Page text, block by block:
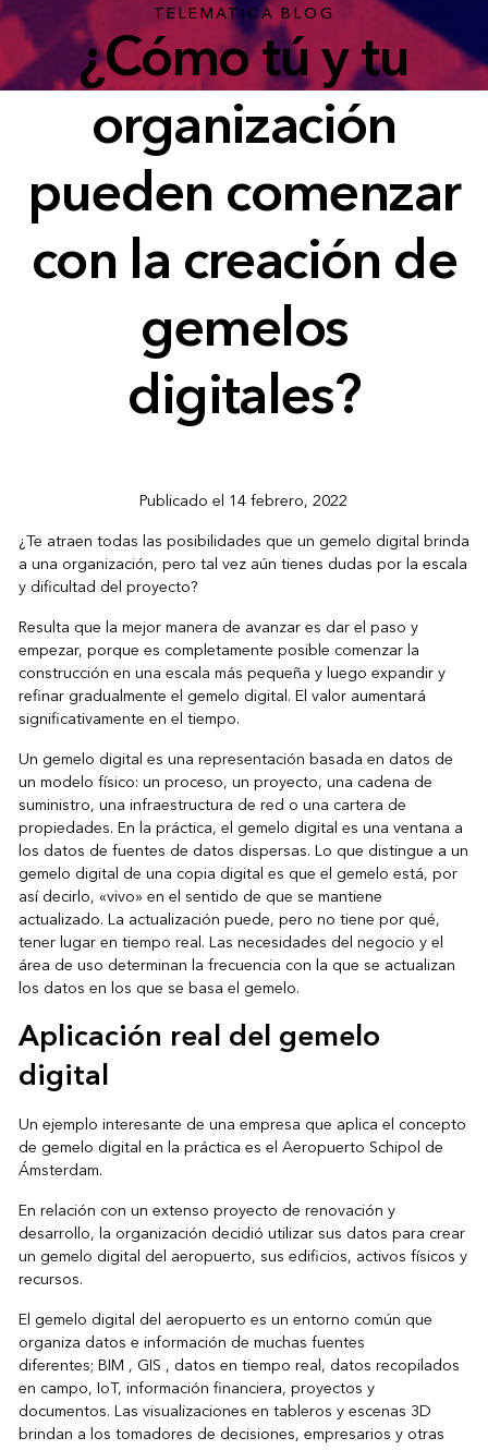
TELEMATICA BLOG
¿Cómo tú y tu
organización
pueden comenzar
con la creación de
gemelos
digitales?
Publicado el 14 febrero, 2022
¿Te atraen todas las posibilidades que un gemelo digital brinda
a una organización, pero tal vez aún tienes dudas por la escala
y dificultad del proyecto?
Resulta que la mejor manera de avanzar es dar el paso y
empezar, porque es completamente posible comenzar la
construcción en una escala más pequeña y luego expandir y
refinar gradualmente el gemelo digital. El valor aumentará
significativamente en el tiempo.
Un gemelo digital es una representación basada en datos de
un modelo físico: un proceso, un proyecto, una cadena de
suministro, una infraestructura de red o una cartera de
propiedades. En la práctica, el gemelo digital es una ventana a
los datos de fuentes de datos dispersas. Lo que distingue a un
gemelo digital de una copia digital es que el gemelo está, por
así decirlo, «vivo» en el sentido de que se mantiene
actualizado. La actualización puede, pero no tiene por qué,
tener lugar en tiempo real. Las necesidades del negocio y el
área de uso determinan la frecuencia con la que se actualizan
los datos en los que se basa el gemelo.
Aplicación real del gemelo
digital
Un ejemplo interesante de una empresa que aplica el concepto
de gemelo digital en la práctica es el Aeropuerto Schipol de
Ámsterdam.
En relación con un extenso proyecto de renovación y
desarrollo, la organización decidió utilizar sus datos para crear
un gemelo digital del aeropuerto, sus edificios, activos físicos y
recursos.
El gemelo digital del aeropuerto es un entorno común que
organiza datos e información de muchas fuentes
diferentes; BIM , GIS , datos en tiempo real, datos recopilados
en campo, IoT, información financiera, proyectos y
documentos. Las visualizaciones en tableros y escenas 3D
brindan a los tomadores de decisiones, empresarios y otras